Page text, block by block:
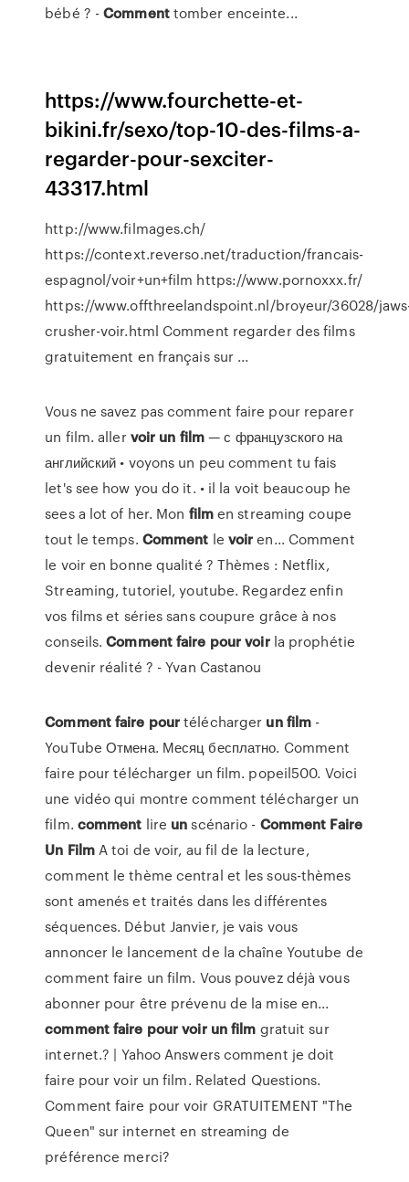
bébé ? -Commenttomber enceinte...
https://www.fourchette-et-
bikini.fr/sexo/top-10-des-films-a-
regarder-pour-sexciter-
43317.html
http://www.filmages.ch/
https://context.reverso.net/traduction/francais-
espagnol/voir+un+film https://www.pornoxxx.fr/
https://www.offthreelandspoint.nl/broyeur/36028/
crusher-voir.html Comment regarder des films
gratuitement en français sur ...
Vous ne savez pas comment faire pour reparer
un film. allervoir un film— с французского на
английский • voyons un peu comment tu fais
let's see how you do it. • il la voit beaucoup he
sees a lot of her. Mon filmen streaming coupe
tout le temps. Comment le voiren... Comment
le voir en bonne qualité ? Thèmes : Netflix,
Streaming, tutoriel, youtube. Regardez enfin
vos films et séries sans coupure grâce à nos
conseils.Commentfaire pour voirla prophétie
devenir réalité ? - Yvan Castanou
Commentfaire pourtélécharger un film -
YouTube Отмена. Месяц бесплатно. Comment
faire pour télécharger un film. popeil500. Voici
une vidéo qui montre comment télécharger un
film. comment lire unscénario - Comment Faire
Un FilmA toi de voir, au fil de la lecture,
comment le thème central et les sous-thèmes
sont amenés et traités dans les différentes
séquences. Début Janvier, je vais vous
annoncer le lancement de la chaîne Youtube de
comment faire un film. Vous pouvez déjà vous
abonner pour être prévenu de la mise en...
commentfaire pour voir unfilm gratuit sur
internet.? | Yahoo Answers comment je doit
faire pour voir un film. Related Questions.
Comment faire pour voir GRATUITEMENT "The
Queen" sur internet en streaming de
préférence merci?